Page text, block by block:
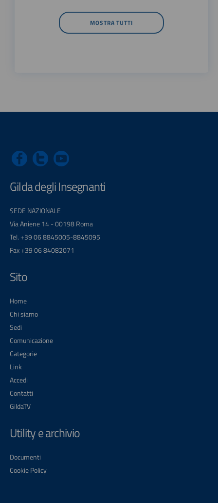
MOSTRA TUTTI
Gilda degli Insegnanti
SEDE NAZIONALE
Via Aniene 14 - 00198 Roma
Tel. +39 06 8845005-8845095
Fax +39 06 84082071
Sito
Home
Chi siamo
Sedi
Comunicazione
Categorie
Link
Accedi
Contatti
GildaTV
Utility e archivio
Documenti
Cookie Policy